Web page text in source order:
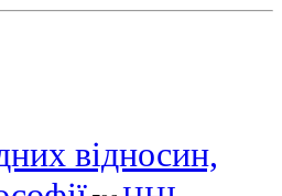
відносин,